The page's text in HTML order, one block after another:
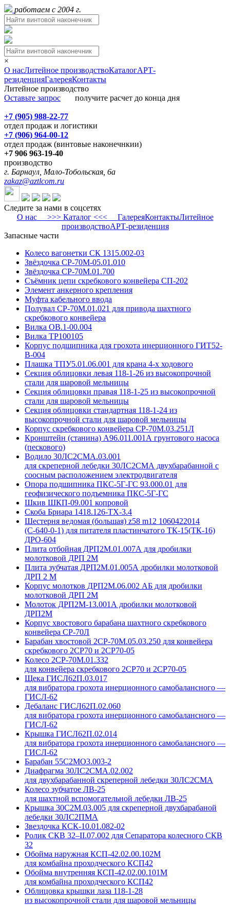
работаем с 2004 г.
×
О насЛитейное производствоКаталогАРТ-
резиденцияГалереяКонтакты
Литейное производство
Оставьте запрос получите расчет до конца дня
+7 (905) 988-22-77
отдел продаж и логистики
+7 (906) 964-00-12
отдел продаж (винтовые наконечнкии)
+7 906 963-19-40
производство
г. Барнаул, Мало-Тобольская, 6а
zakaz@aztlcom.ru
Следите за нами в соцсетях
О нас>>> Каталог <<< ГалереяКонтактыЛитейное
производствоАРТ-резиденция
Запасные части
Колесо вагонетки СК 1315.002-03
Звёздочка СР-70М-05.01.010
Звёздочка СР-70М.01.700
Съёмник цепи скребкового конвейера СП-202
Элемент анкерного крепления
Муфта кабельного ввода
Полувал СР-70М.01.021 для привода шахтного
скребкового конвейера
Вилка ОВ.1-00.004
Вилка ТР100105
Корпус подшипника для грохота инерционного ГИТ52-
В-004
Плашка ТПУ5.01.06.001 для крана 4-х ходового
Секция облицовки левая 118-1-26 из высокопрочной
стали для шаровой мельницы
Секция облицовки правая 118-1-25 из высокопрочной
стали для шаровой мельницы
Секция облицовки стандартная 118-1-24 из
высокопрочной стали для шаровой мельницы
Корпус скребкового конвейера СР-70М.03.251Л
Кронштейн (станина) А96.011.001А грунтового насоса
(пескового)
Водило 30ЛС2СМА.03.001
для скреперной лебедки 30ЛС2СМА двухбарабанной с
соосным расположением электродвигателя
Опора подшипника ПКС-5Г-ГС 93.000.01 для
геофизического подъемника ПКС-5Г-ГС
Шкив ШКП-09.001 копровой
Скоба Бриара 1418.126-ТХ-3.4
Шестерня ведомая (большая) z58 m12 1060422014
(С-640-0-1) для питателя пластинчатого ТК-15(ТК-16)
ДРО-604
Плита отбойная ДРП2М.01.007А для дробилки
молотковой ДРП 2М
Плита зубчатая ДРП2М.01.005А дробилки молотковой
ДРП 2 М
Корпус молотков ДРП2М.06.002 АБ для дробилки
молотковой ДРП 2М
Молоток ДРП2М-13.001А дробилки молотковой
ДРП2М
Корпус хвостового барабана шахтного скребкового
конвейера СР-70Л
Барабан хвостовой 2СР-70М.05.03.250 для конвейера
скребкового 2СР70 и 2СР70-05
Колесо 2СР-70М.01.332
для конвейера скребкового 2СР70 и 2СР70-05
Щека ГИСЛ62П.03.017
для вибратора грохота инерционного самобалансного —
ГИСЛ-62
Дебаланс ГИСЛ62П.02.060
для вибратора грохота инерционного самобалансного —
ГИСЛ-62
Крышка ГИСЛ62П.02.014
для вибратора грохота инерционного самобалансного —
ГИСЛ-62
Барабан 55С2МО3.003-2
Диафрагма 30ЛС2СМА.02.002
для двухбарабанной скреперной лебедки 30ЛС2СМА
Колесо зубчатое ЛВ-25
для шахтной вспомогательной лебедки ЛВ-25
Крышка 30С2М.03.005 для скреперной двухбарабаной
лебедки 30ЛС2ПМА
Звездочка КСК-10.01.082-02
Ролик СКВ 32–II.07.002 для Сепаратора колесного СКВ
32
Обойма наружная КСП-42.02.00.102М
для комбайна проходческого КСП42
Обойма внутренняя КСП-42.02.00.101М
для комбайна проходческого КСП42
Облицовка крышки лаза 118-1-28
из высокопрочной стали для шаровой мельницы